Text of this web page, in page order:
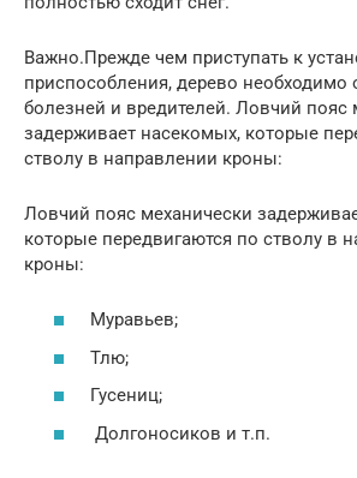
Важно.Прежде чем приступать к
приспособления, дерево необходимо
болезней и вредителей. Ловчий пояс
задерживает насекомых, которые
стволу в направлении кроны:
Ловчий пояс механически
которые передвигаются по стволу в
кроны:
Муравьев;
Тлю;
Гусениц;
Долгоносиков и т.п.